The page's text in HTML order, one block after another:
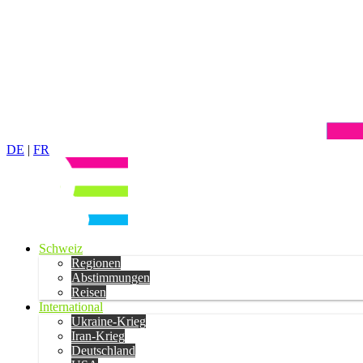
DE | FR
Schweiz
Regionen
Abstimmungen
Reisen
International
Ukraine-Krieg
Iran-Krieg
Deutschland